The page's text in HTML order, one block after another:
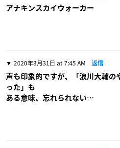
アナキンスカイウォーカー
2020年3月31日 at 7:45 AM 返信
声も印象的ですが、「浪川大輔の
った」も
ある意味、忘れられない…